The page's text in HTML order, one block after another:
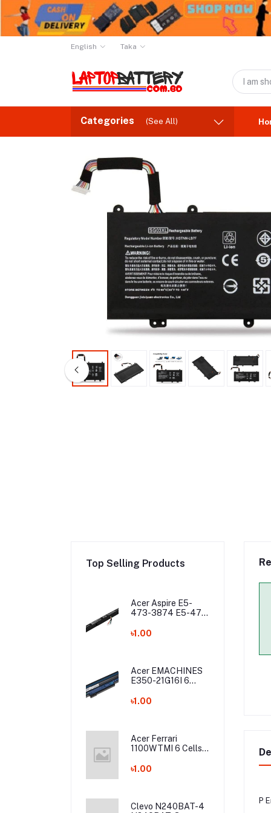
English Taka
Categories (See All)
Top Selling Products
Acer Aspire E5-
473-3874 E5-475
E5-575G E5-575T
৳1.00
Acer EMACHINES
E350-21G16I 6
Battery
৳1.00
Acer Ferrari
1100WTMI 6 Cells
৳1.00
Clevo N240BAT-4
P